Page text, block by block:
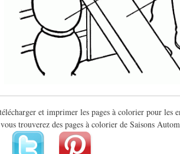
et imprimer les pages à colorier pour les
trouverez des pages à colorier de Saisons